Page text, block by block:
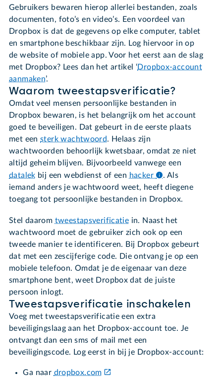
Gebruikers bewaren hierop allerlei bestanden, zoals
documenten, foto’s en video’s. Een voordeel van
Dropbox is dat de gegevens op elke computer, tablet
en smartphone beschikbaar zijn. Log hiervoor in op
de website of mobiele app. Voor het eerst aan de slag
met Dropbox? Lees dan het artikel ‘Dropbox-account
aanmaken’.
Waarom tweestapsverificatie?
Omdat veel mensen persoonlijke bestanden in
Dropbox bewaren, is het belangrijk om het account
goed te beveiligen. Dat gebeurt in de eerste plaats
met eensterk wachtwoord. Helaas zijn
wachtwoorden behoorlijk kwetsbaar, omdat ze niet
altijd geheim blijven. Bijvoorbeeld vanwege een
datalek bij een webdienst of een hacker . Als
iemand anders je wachtwoord weet, heeft diegene
toegang tot persoonlijke bestanden in Dropbox.
Stel daarom tweestapsverificatie in. Naast het
wachtwoord moet de gebruiker zich ook op een
tweede manier te identificeren. Bij Dropbox gebeurt
dat met een zescijferige code. Die ontvang je op een
mobiele telefoon. Omdat je de eigenaar van deze
smartphone bent, weet Dropbox dat de juiste
persoon inlogt.
Tweestapsverificatie inschakelen
Voeg met tweestapsverificatie een extra
beveiligingslaag aan het Dropbox-account toe. Je
ontvangt dan een sms of mail met een
beveiligingscode. Log eerst in bij je Dropbox-account:
Ga naar dropbox.com